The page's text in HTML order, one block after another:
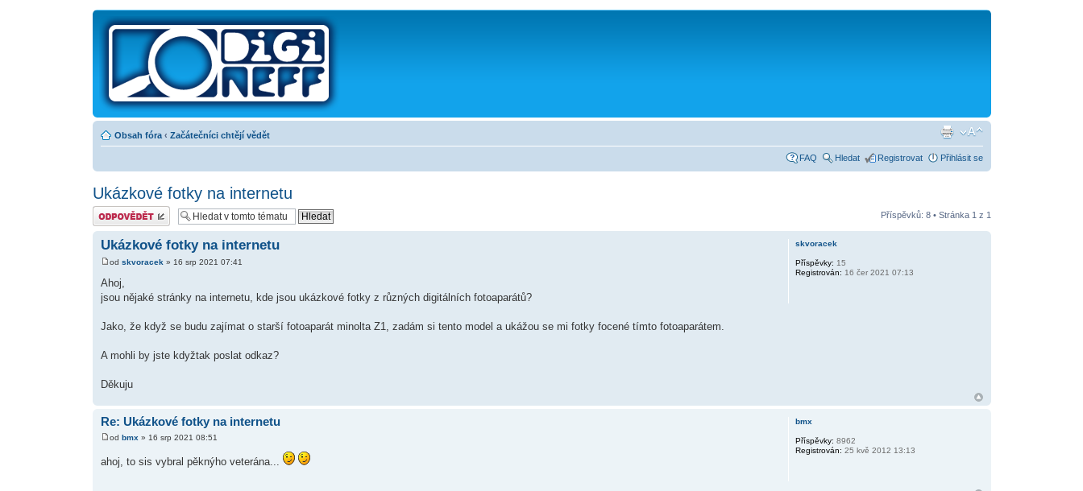
Obsah fóra ‹ Začátečníci chtějí vědět
FAQ Hledat Registrovat Přihlásit se
Ukázkové fotky na internetu
Odeslat odpověď Příspěvků: 8 • Stránka 1 z 1
Ukázkové fotky na internetu
od skvoracek » 16 srp 2021 07:41
Ahoj,
jsou nějaké stránky na internetu, kde jsou ukázkové fotky z různých digitálních fotoaparátů?
Jako, že když se budu zajímat o starší fotoaparát minolta Z1, zadám si tento model a ukážou se mi fotky focené tímto fotoaparátem.
A mohli by jste kdyžtak poslat odkaz?
Děkuju
skvoracek
Příspěvky: 15
Registrován: 16 čer 2021 07:13
Re: Ukázkové fotky na internetu
od bmx » 16 srp 2021 08:51
ahoj, to sis vybral pěknýho veterána...
bmx
Příspěvky: 8962
Registrován: 25 kvě 2012 13:13